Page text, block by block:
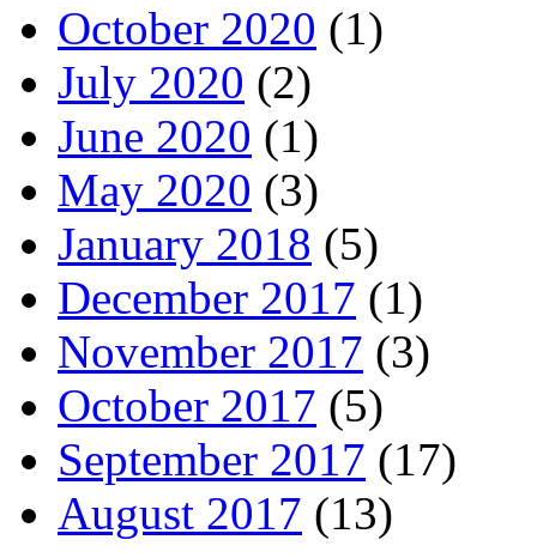
October 2020 (1)
July 2020 (2)
June 2020 (1)
May 2020 (3)
January 2018 (5)
December 2017 (1)
November 2017 (3)
October 2017 (5)
September 2017 (17)
August 2017 (13)